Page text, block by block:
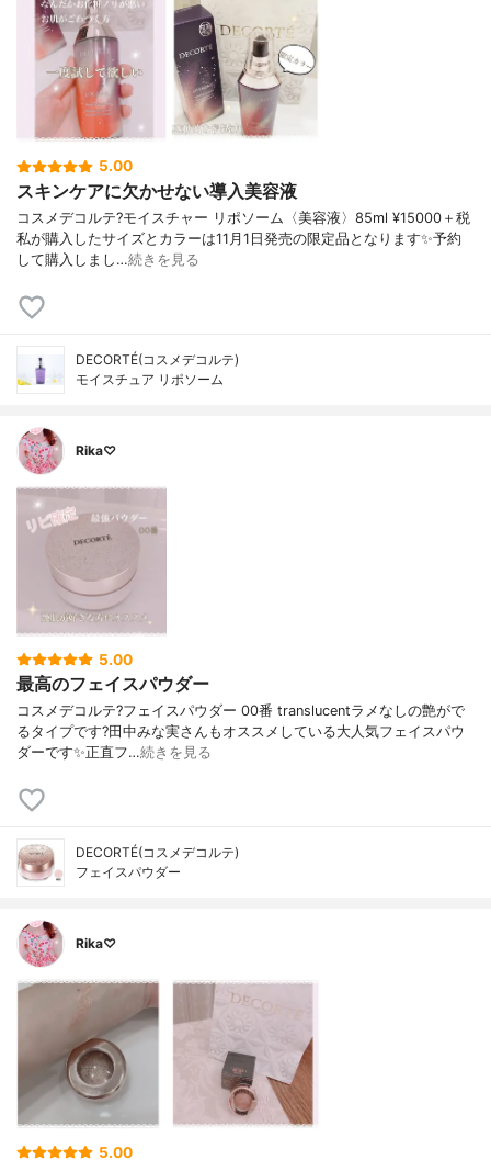
5.00
スキンケアに欠かせない導入美容液
コスメデコルテ?モイスチャー リポソーム〈美容液〉85ml ¥15000＋税
私が購入したサイズとカラーは11月1日発売の限定品となります✨予約
して購入しまし…続きを見る
DECORTÉ(コスメデコルテ)
モイスチュア リポソーム
Rika♡
5.00
最高のフェイスパウダー
コスメデコルテ?フェイスパウダー 00番 translucentラメなしの艶がで
るタイプです?田中みな実さんもオススメしている大人気フェイスパウ
ダーです✨正直フ…続きを見る
DECORTÉ(コスメデコルテ)
フェイスパウダー
Rika♡
5.00